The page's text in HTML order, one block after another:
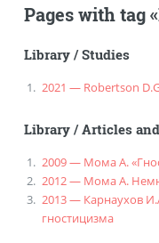
Pages with tag«
Library/Studies
2021 — Robertson
Library/Articles
2009 — Мома А.
2012 — Мома А.
2013 — Карнаухов
гностицизма